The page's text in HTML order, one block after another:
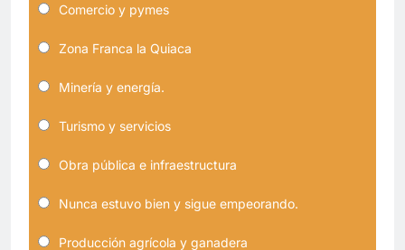
Comercio y pymes
Zona Franca la Quiaca
Minería y energía.
Turismo y servicios
Obra pública e infraestructura
Nunca estuvo bien y sigue empeorando.
Producción agrícola y ganadera